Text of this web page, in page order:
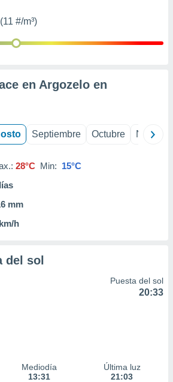
#/m³)
en Argozelo en
Septiembre Octubre
28°C Min: 15°C
mm
h
del sol
Puesta del sol
20:33
Mediodía
13:31
Última luz
21:03